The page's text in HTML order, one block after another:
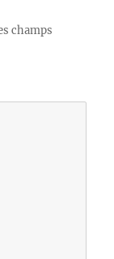
champs